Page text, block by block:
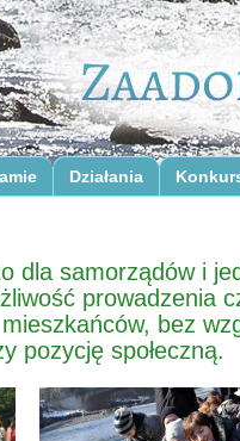
Działania
dla samorządów i
prowadzenia
bez
pozycję społeczną.